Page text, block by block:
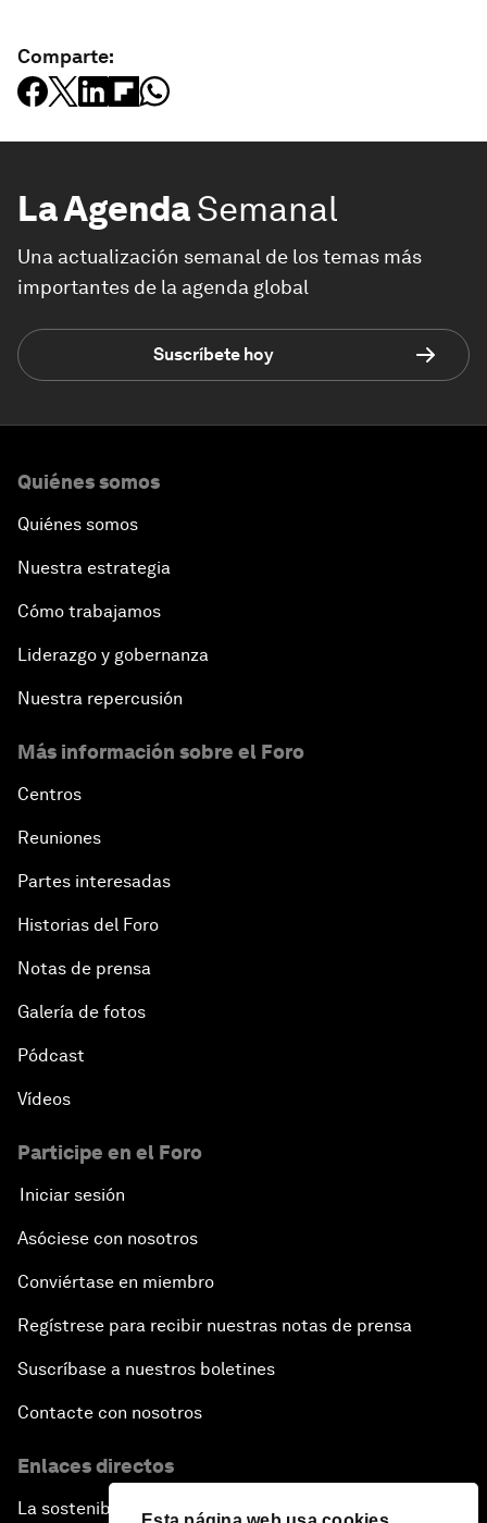
Comparte:
La AgendaSemanal
Una actualización semanal de los temas más
importantes de la agenda global
Suscríbete hoy
Quiénes somos
Quiénes somos
Nuestra estrategia
Cómo trabajamos
Liderazgo y gobernanza
Nuestra repercusión
Más información sobre el Foro
Centros
Reuniones
Partes interesadas
Historias del Foro
Notas de prensa
Galería de fotos
Pódcast
Vídeos
Participe en el Foro
Iniciar sesión
Asóciese con nosotros
Conviértase en miembro
Regístrese para recibir nuestras notas de prensa
Suscríbase a nuestros boletines
Contacte con nosotros
Enlaces directos
La sostenibilidad en el Foro